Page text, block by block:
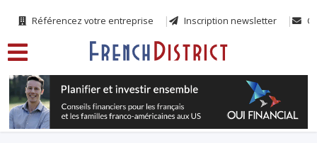
Référencez votre entreprise Inscription newsletter